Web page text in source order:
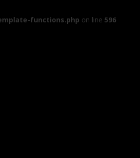
functions.php on line 596